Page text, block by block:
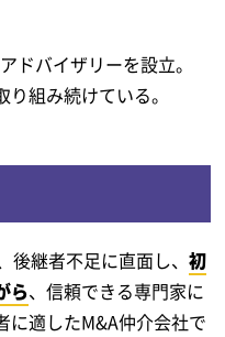
ドバイザリーを設立。
組み続けている。
後継者不足に直面し、初
ら、信頼できる専門家に
に適したM&A仲介会社で